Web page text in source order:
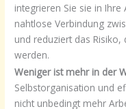
integrieren Sie sie in
nahtlose Verbindung
und reduziert das
werden.
Weniger ist mehr in der
Selbstorganisation und
nicht unbedingt mehr